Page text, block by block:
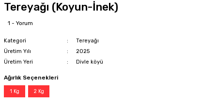
Tereyağı (Koyun-İnek)
1 - Yorum
Kategori
Tereyağı
Üretim Yılı
2025
Üretim Yeri
Divle köyü
Ağırlık Seçenekleri
1 Kg 2 Kg